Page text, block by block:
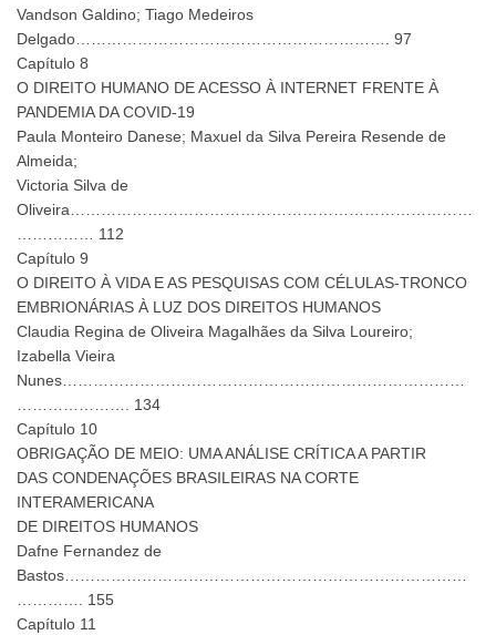
Vandson Galdino; Tiago Medeiros
Delgado……………………………………………………. 97
Capítulo 8
O DIREITO HUMANO DE ACESSO À INTERNET FRENTE À
PANDEMIA DA COVID-19
Paula Monteiro Danese; Maxuel da Silva Pereira Resende de
Almeida;
Victoria Silva de
Oliveira……………………………………………………………………
…………… 112
Capítulo 9
O DIREITO À VIDA E AS PESQUISAS COM CÉLULAS-TRONCO
EMBRIONÁRIAS À LUZ DOS DIREITOS HUMANOS
Claudia Regina de Oliveira Magalhães da Silva Loureiro;
Izabella Vieira
Nunes……………………………………………………………………
…………………. 134
Capítulo 10
OBRIGAÇÃO DE MEIO: UMA ANÁLISE CRÍTICA A PARTIR
DAS CONDENAÇÕES BRASILEIRAS NA CORTE
INTERAMERICANA
DE DIREITOS HUMANOS
Dafne Fernandez de
Bastos……………………………………………………………………
…………. 155
Capítulo 11